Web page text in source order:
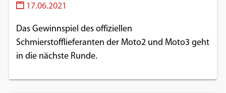
17.06.2021
Das Gewinnspiel des offiziellen
Schmierstofflieferanten der Moto2 und Moto3 geht
in die nächste Runde.